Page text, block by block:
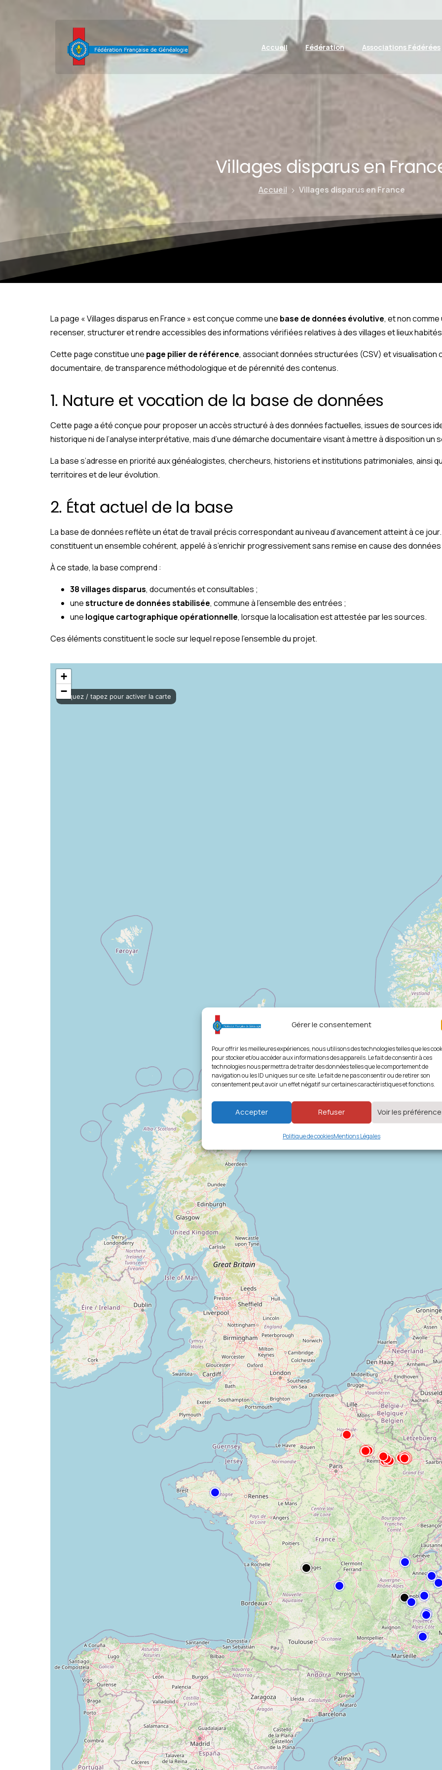
Gérer le consentement
Pour offrir les meilleures expériences, nous utilisons des technologies telles que les
pour stocker et/ou accéder aux informations des appareils. Le fait de consentir à ces
technologies nous permettra de traiter des données telles que le comportement de
navigation ou les ID uniques sur ce site. Le fait de ne pas consentir ou de retirer son
consentement peut avoir un effet négatif sur certaines caractéristiques et fonctions.
Accepter Refuser Voir les
Politique de cookiesMentions Légales
Accueil Fédération Associations Fédérées
Villages disparusen
Accueil Villages disparus en France
La page « Villages disparus en France » est conçue comme une base de données évolutive, et non
recenser, structurer et rendre accessibles des informations vérifiées relatives à des villages et lieux
Cette page constitue une page pilier de référence, associant données structurées (CSV) et visualisation
documentaire, de transparence méthodologique et de pérennité des contenus.
1. Nature et vocation de la base de données
Cette page a été conçue pour proposer un accès structuré à des données factuelles, issues de sources
historique ni de l’analyse interprétative, mais d’une démarche documentaire visant à mettre à disposition
La base s’adresse en priorité aux généalogistes, chercheurs, historiens et institutions patrimoniales, ainsi
territoires et de leur évolution.
2. État actuel de la base
La base de données reflète un état de travail précis correspondant au niveau d’avancement atteint à ce
constituent un ensemble cohérent, appelé à s’enrichir progressivement sans remise en cause des
À ce stade, la base comprend :
38 villages disparus, documentés et consultables ;
unestructure de données stabilisée, commune à l’ensemble des entrées ;
une logique cartographique opérationnelle, lorsque la localisation est attestée par les sources.
Ces éléments constituent le socle sur lequel repose l’ensemble du projet.
Cliquez / tapez pour activer la carte
+
−